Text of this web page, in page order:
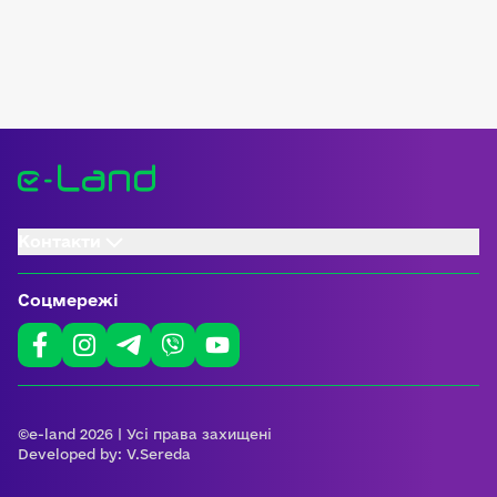
Соцмережі
©e-land 2026 | Усі права захищені
Developed by: V.Sereda